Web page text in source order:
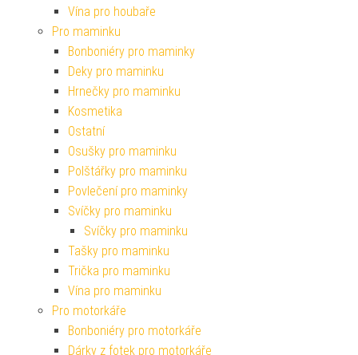
Vína pro houbaře
Pro maminku
Bonboniéry pro maminky
Deky pro maminku
Hrnečky pro maminku
Kosmetika
Ostatní
Osušky pro maminku
Polštářky pro maminku
Povlečení pro maminky
Svíčky pro maminku
Svíčky pro maminku
Tašky pro maminku
Trička pro maminku
Vína pro maminku
Pro motorkáře
Bonboniéry pro motorkáře
Dárky z fotek pro motorkáře